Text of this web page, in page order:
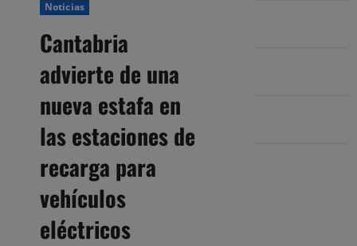
Noticias
Cantabria
advierte de una
nueva estafa en
las estaciones de
recarga para
vehículos
eléctricos